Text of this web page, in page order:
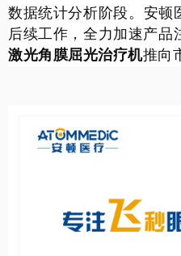
数据统计分析阶段。安顿
后续工作，全力加速产品
激光角膜屈光治疗机推向